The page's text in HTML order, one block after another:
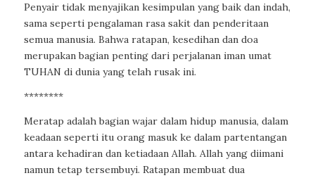
Penyair tidak menyajikan kesimpulan yang baik dan indah,
sama seperti pengalaman rasa sakit dan penderitaan
semua manusia. Bahwa ratapan, kesedihan dan doa
merupakan bagian penting dari perjalanan iman umat
TUHAN di dunia yang telah rusak ini.
********
Meratap adalah bagian wajar dalam hidup manusia, dalam
keadaan seperti itu orang masuk ke dalam partentangan
antara kehadiran dan ketiadaan Allah. Allah yang diimani
namun tetap tersembuyi. Ratapan membuat dua